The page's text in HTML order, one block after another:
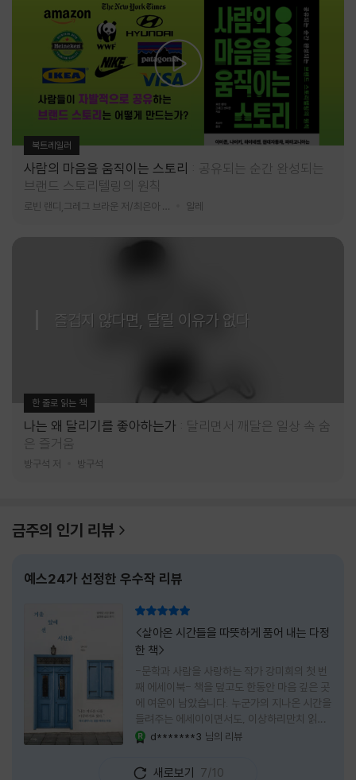
북트레일러
사람의 마음을 움직이는 스토리
공유되는 순간 완성되는
브랜드 스토리텔링의 원칙
알레
즐겁지 않다면, 달릴 이유가 없다
한 줄로 읽는 책
나는 왜 달리기를 좋아하는가
달리면서 깨달은 일상 속 숨
은 즐거움
방구석 저 방구석
금주의 인기 리뷰
예스24가 선정한 우수작 리뷰
<살아온 시간들을 따뜻하게 품어 내는 다정
한 책>
-문학과 사람을 사랑하는 작가 강미희의 첫 번
째 에세이북- 책을 덮고도 한동안 마음 깊은 곳
에 여운이 남았습니다. 누군가의 지나온 시간을
들려주는 에세이이면서도, 이상하리만치 읽는
사람 자신의 삶을 다시 돌아보게 만드는 책이었
으로 머물지 않고, 각자의 상처와 후회, 다 지나
d*******3 님의 리뷰
새로보기 7/10